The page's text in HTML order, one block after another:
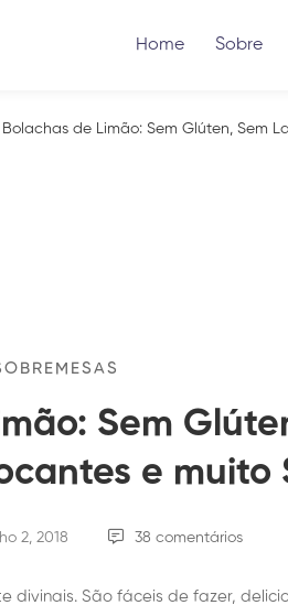
Home Sobre
Bolachas de Limão: Sem Glúten, Sem
Sem
e muito
2, 2018 38 comentários
divinais. São fáceis de fazer,